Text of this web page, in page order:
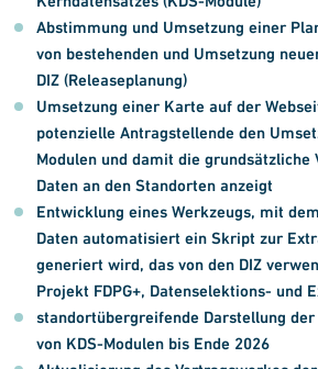
Abstimmung und Umsetzung einer
von bestehenden und Umsetzung
DIZ (Releaseplanung)
Umsetzung einer Karte auf der
potenzielle Antragstellende den
Modulen und damit die grundsätzliche
Daten an den Standorten anzeigt
Entwicklung eines Werkzeugs, mit
Daten automatisiert ein Skript zur
generiert wird, das von den DIZ
Projekt FDPG+, Datenselektions- und
standortübergreifende Darstellung
von KDS-Modulen bis Ende 2026